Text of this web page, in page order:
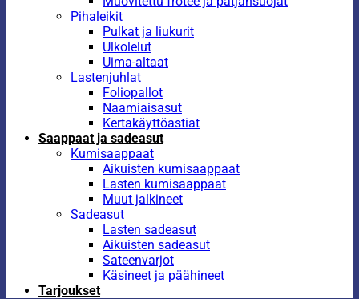
Pihaleikit
Pulkat ja liukurit
Ulkolelut
Uima-altaat
Lastenjuhlat
Foliopallot
Naamiaisasut
Kertakäyttöastiat
Saappaat ja sadeasut
Kumisaappaat
Aikuisten kumisaappaat
Lasten kumisaappaat
Muut jalkineet
Sadeasut
Lasten sadeasut
Aikuisten sadeasut
Sateenvarjot
Käsineet ja päähineet
Tarjoukset